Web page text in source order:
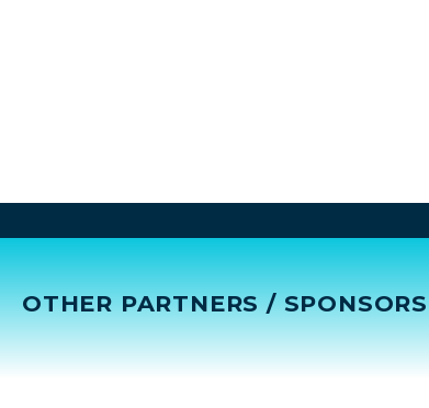
OTHER PARTNERS / SPONSORS